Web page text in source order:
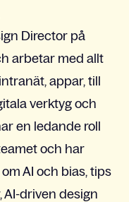
Director på
arbetar med allt
appar, till
verktyg och
en ledande roll
och har
AI och bias, tips
AI-driven design